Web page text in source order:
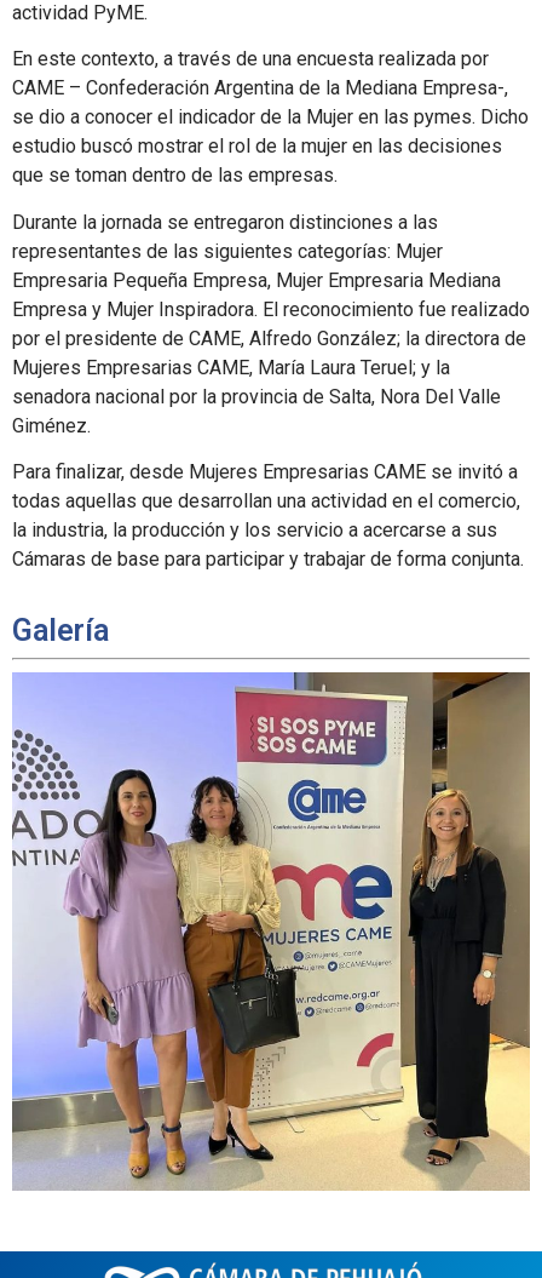
actividad PyME.
En este contexto, a través de una encuesta realizada por
CAME – Confederación Argentina de la Mediana Empresa-,
se dio a conocer el indicador de la Mujer en las pymes. Dicho
estudio buscó mostrar el rol de la mujer en las decisiones
que se toman dentro de las empresas.
Durante la jornada se entregaron distinciones a las
representantes de las siguientes categorías: Mujer
Empresaria Pequeña Empresa, Mujer Empresaria Mediana
Empresa y Mujer Inspiradora. El reconocimiento fue realizado
por el presidente de CAME, Alfredo González; la directora de
Mujeres Empresarias CAME, María Laura Teruel; y la
senadora nacional por la provincia de Salta, Nora Del Valle
Giménez.
Para finalizar, desde Mujeres Empresarias CAME se invitó a
todas aquellas que desarrollan una actividad en el comercio,
la industria, la producción y los servicio a acercarse a sus
Cámaras de base para participar y trabajar de forma conjunta.
Galería